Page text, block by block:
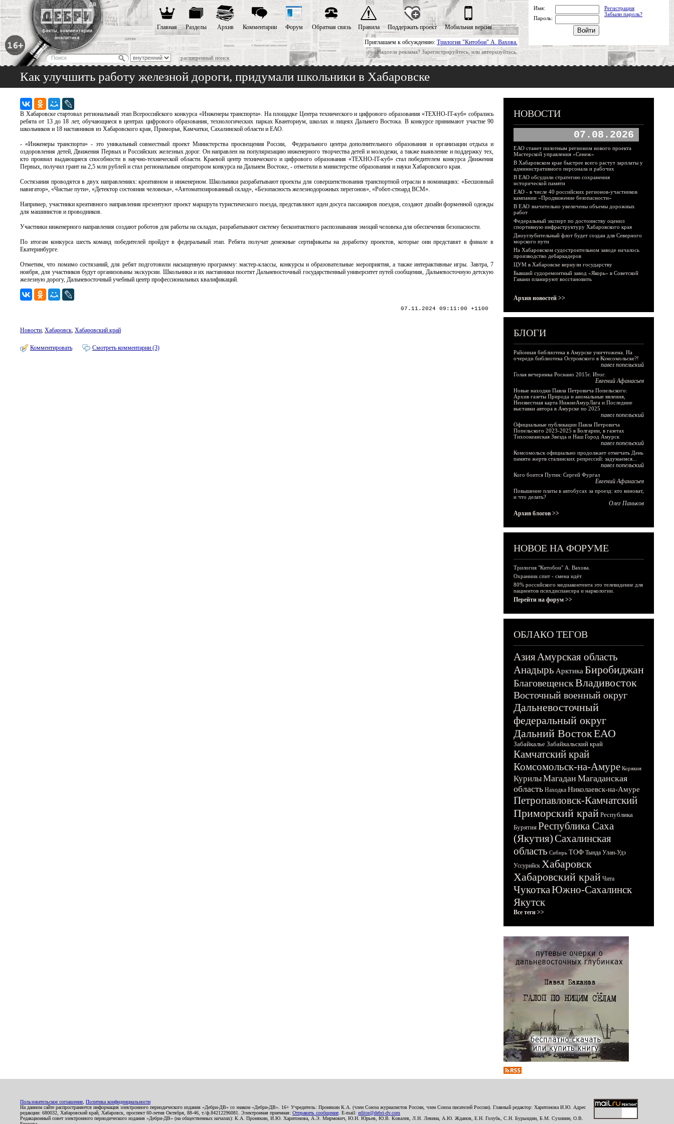
Приглашаем к обсуждению: Трилогия "Китобои" А. Вахова.
Надоела реклама? Зарегистрируйтесь, или авторизуйтесь.
расширенный поиск
Главная Разделы Архив Комментарии Форум Обратная связь Правила Поддержать проект Мобильная версия
Имя:
Регистрация
Забыли пароль?
Пароль:
Как улучшить работу железной дороги, придумали школьники в Хабаровске
В Хабаровске стартовал региональный этап Всероссийского конкурса «Инженеры транспорта». На площадке Центра технического и цифрового образования «ТЕХНО-IT-куб» собрались
ребята от 13 до 18 лет, обучающиеся в центрах цифрового образования, технологических парках Кванториум, школах и лицеях Дальнего Востока. В конкурсе принимают участие 90
школьников и 18 наставников из Хабаровского края, Приморья, Камчатки, Сахалинской области и ЕАО.
- «Инженеры транспорта» - это уникальный совместный проект Министерства просвещения России, Федерального центра дополнительного образования и организации отдыха и
оздоровления детей, Движения Первых и Российских железных дорог. Он направлен на популяризацию инженерного творчества детей и молодежи, а также выявление и поддержку тех,
кто проявил выдающиеся способности в научно-технической области. Краевой центр технического и цифрового образования «ТЕХНО-IT-куб» стал победителем конкурса Движения
Первых, получил грант на 2,5 млн рублей и стал региональным оператором конкурса на Дальнем Востоке, - отметили в министерстве образования и науки Хабаровского края.
Состязания проводятся в двух направлениях: креативном и инженерном. Школьники разрабатывают проекты для совершенствования транспортной отрасли в номинациях: «Бесшовный
навигатор», «Чистые пути», «Детектор состояния человека», «Автоматизированный склад», «Безопасность железнодорожных перегонов», «Робот-стюард ВСМ».
Например, участники креативного направления презентуют проект маршрута туристического поезда, представляют идеи досуга пассажиров поездов, создают дизайн форменной одежды
для машинистов и проводников.
Участники инженерного направления создают роботов для работы на складах, разрабатывают систему бесконтактного распознавания эмоций человека для обеспечения безопасности.
По итогам конкурса шесть команд победителей пройдут в федеральный этап. Ребята получат денежные сертификаты на доработку проектов, которые они представят в финале в
Екатеринбурге.
Отметим, что помимо состязаний, для ребят подготовили насыщенную программу: мастер-классы, конкурсы и образовательные мероприятия, а также интерактивные игры. Завтра, 7
ноября, для участников будут организованы экскурсии. Школьники и их наставники посетят Дальневосточный государственный университет путей сообщения, Дальневосточную детскую
железную дорогу, Дальневосточный учебный центр профессиональных квалификаций.
07.11.2024 09:11:00 +1100
Новости, Хабаровск, Хабаровский край
Комментировать Смотреть комментарии (3)
НОВОСТИ
07.08.2026
ЕАО станет пилотным регионом нового проекта
Мастерской управления «Сенеж»
В Хабаровском крае быстрее всего растут зарплаты у
административного персонала и рабочих
В ЕАО обсудили стратегию сохранения
исторической памяти
ЕАО - в числе 40 российских регионов-участников
кампании «Продвижение безопасности»
В ЕАО значительно увеличены объемы дорожных
работ
Федеральный эксперт по достоинству оценил
спортивную инфраструктуру Хабаровского края
Дноуглубительный флот будет создан для Северного
морского пути
На Хабаровском судостроительном заводе началось
производство дебаркадеров
ЦУМ в Хабаровске вернули государству
Бывший судоремонтный завод «Якорь» в Советской
Гавани планируют восстановить
Архив новостей >>
БЛОГИ
Районная библиотека в Амурске уничтожена. На
очереди библиотека Островского в Комсомольске?!
павел попельский
Голая вечеринка Роснано 2015г. Итог.
Евгений Афанасьев
Новые находки Павла Петровича Попельского:
Архив газеты Природа и аномальные явления,
Неизвестная карта НижнеАмурЛага и Последние
выставки автора в Амурске по 2025
павел попельский
Официальные публикации Павла Петровича
Попельского 2023-2025 в Болгарии, в газетах
Тихоокеанская Звезда и Наш Город Амурск
павел попельский
Комсомольск официально продолжает отмечать День
памяти жертв сталинских репрессий: задумаемся...
павел попельский
Кого боится Путин: Сергей Фургал
Евгений Афанасьев
Повышение платы в автобусах за проезд: кто виноват,
и что делать?
Олег Паньков
Архив блогов >>
НОВОЕ НА ФОРУМЕ
Трилогия "Китобои" А. Вахова.
Охранник спит - смена идёт
80% российского медиаконтента это телевидение для
пациентов психдиспансера и наркологии.
Перейти на форум >>
ОБЛАКО ТЕГОВ
АзияАмурская область
Анадырь Арктика Биробиджан
БлаговещенскВладивосток
Восточный военный округ
Дальневосточный
федеральный округ
Дальний ВостокЕАО
Забайкалье Забайкальский край
Камчатский край
Комсомольск-на-Амуре Корякия
КурилыМагадан Магаданская
область Находка Николаевск-на-Амуре
Петропавловск-Камчатский
Приморский край Республика
Бурятия Республика Саха
(Якутия)Сахалинская
область Сибирь ТОФ Тында Улан-Удэ
Уссурийск Хабаровск
Хабаровский край Чита
ЧукоткаЮжно-Сахалинск
Якутск
Все теги >>
Пользовательское соглашение Политика конфиденциальности
На данном сайте распространяется информация электронного периодического издания «Дебри-ДВ» со знаком «Дебри-ДВ». 16+ Учредитель: Пронякин К.А. (член Союза журналистов России, член Союза писателей России). Главный редактор: Харитонова И.Ю. Адрес
редакции: 680032, Хабаровский край, Хабаровск, проспект 60-летия Октября, 88-46, т./ф.84212296081. Электронная приемная: Отправить сообщение . E-mail: editor@debri-dv.com
Редакционный совет электронного периодического издания «Дебри-ДВ» (на общественных началах): К.А. Пронякин, И.Ю. Харитонова, А.Э. Мирмович, Ю.Н. Юрьев, Ю.В. Ковалев, Л.Н. Левина, А.Ю. Жданов, Е.Н. Голубь, С.Н. Бурындин, Б.М. Сухинин, О.В.